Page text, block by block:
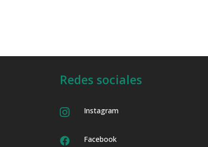
Redes sociales
 Instagram
 Facebook